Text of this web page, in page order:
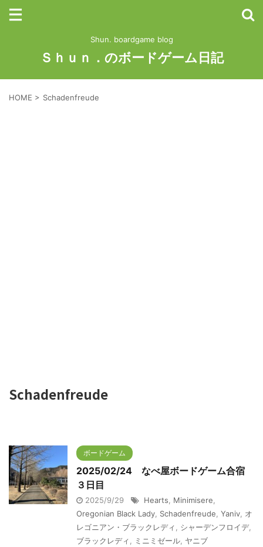
Shun. boardgame blog
Ｓｈｕｎ．のボードゲーム日記
HOME > Schadenfreude
Schadenfreude
ボードゲーム
2025/02/24 なべ屋ボードゲーム合宿
３日目
2025/9/29 Hearts Minimisere
Oregonian Black Lady Schadenfreude Yaniv オ
レゴニアン・ブラックレディ
シャーデンフロイデ,
ブラックレディ
ミニミゼール ヤニブ